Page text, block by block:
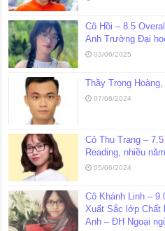
Cô Hồi – 8.5
Anh Trường Đại
03/06/2025
Thầy Trọng
07/06/2024
Cô Thu Trang –
Reading, nhiều
05/06/2024
Cô Khánh Linh –
Xuất Sắc lớp Chất
Anh – ĐH Ngoại